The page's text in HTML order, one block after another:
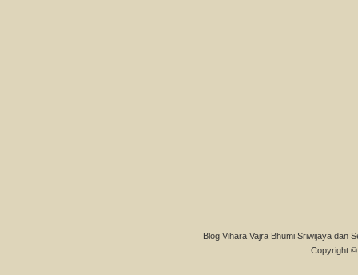
Blog Vihara Vajra Bhumi Sriwijaya dan
Copyright ©